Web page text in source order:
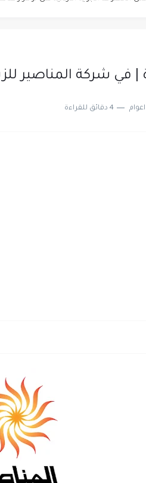
مؤسسة التعليم لأجل التوظيف
في شركة المناصير
4 دقائق للقراءة